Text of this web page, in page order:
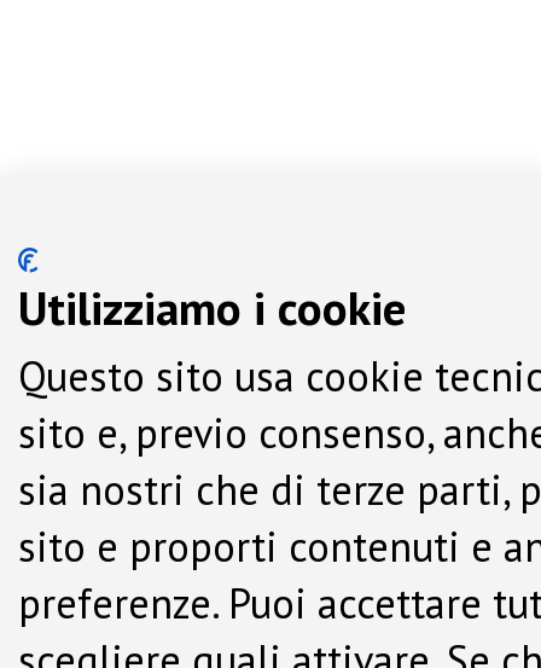
Utilizziamo i cookie
Questo sito usa cookie
sito e, previo consenso,
sia nostri che di terze parti,
sito e proporti contenuti e
preferenze. Puoi accettare